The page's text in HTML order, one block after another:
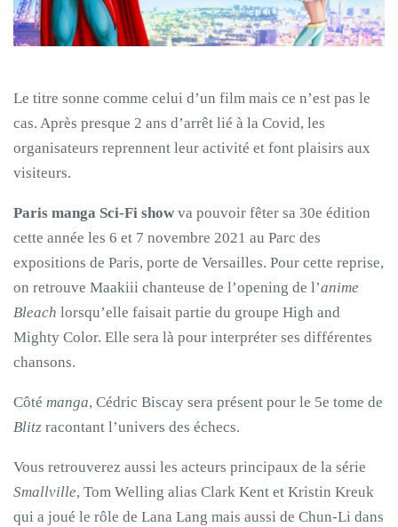
Le titre sonne comme celui d’un film mais ce n’est pas le
cas. Après presque 2 ans d’arrêt lié à la Covid, les
organisateurs reprennent leur activité et font plaisirs aux
visiteurs.
Paris manga Sci-Fi show va pouvoir fêter sa 30e édition
cette année les 6 et 7 novembre 2021 au Parc des
expositions de Paris, porte de Versailles. Pour cette reprise,
on retrouve Maakiii chanteuse de l’opening de l’anime
Bleach lorsqu’elle faisait partie du groupe High and
Mighty Color. Elle sera là pour interpréter ses différentes
chansons.
Côté manga, Cédric Biscay sera présent pour le 5e tome de
Blitz racontant l’univers des échecs.
Vous retrouverez aussi les acteurs principaux de la série
Smallville, Tom Welling alias Clark Kent et Kristin Kreuk
qui a joué le rôle de Lana Lang mais aussi de Chun-Li dans